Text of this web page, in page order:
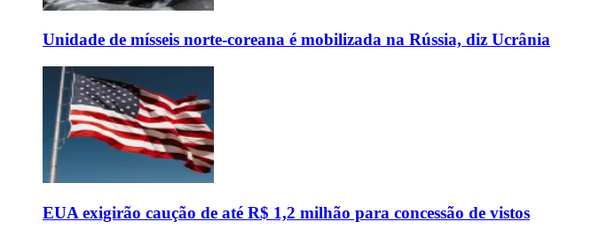
Unidade de mísseis norte-coreana é mobilizada na Rússia, diz Ucrânia
EUA exigirão caução de até R$ 1,2 milhão para concessão de vistos